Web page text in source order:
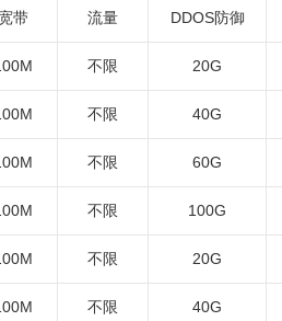
宽带 流量 DDOS防御
不限 20G
不限 40G
不限 60G
不限 100G
不限 20G
不限 40G